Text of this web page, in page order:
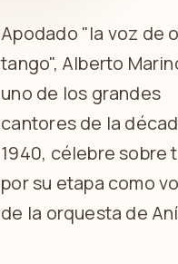
Apodado "la voz de
tango", Alberto
uno de los grandes
cantores de la
1940, célebre sobre
por su etapa como
de la orquesta de